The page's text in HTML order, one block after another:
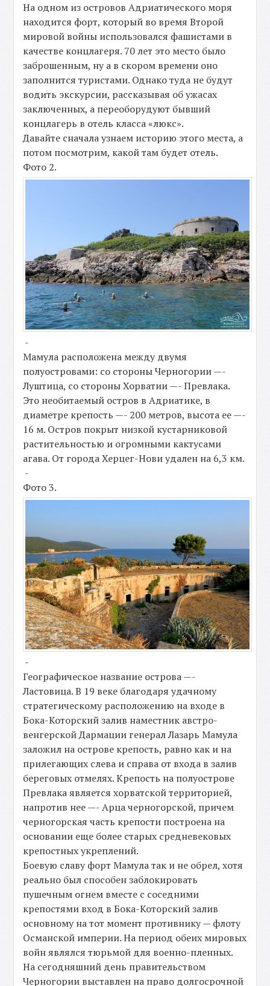
На одном из островов Адриатического моря
находится форт, который во время Второй
мировой войны использовался фашистами в
качестве концлагеря. 70 лет это место было
заброшенным, ну а в скором времени оно
заполнится туристами. Однако туда не будут
водить экскурсии, рассказывая об ужасах
заключенных, а переоборудуют бывший
концлагерь в отель класса «люкс».
Давайте сначала узнаем историю этого места, а
потом посмотрим, какой там будет отель.
Фото 2.
-
Мамула расположена между двумя
полуостровами: со стороны Черногории —-
Луштица, со стороны Хорватии —- Превлака.
Это необитаемый остров в Адриатике, в
диаметре крепость —- 200 метров, высота ее —-
16 м. Остров покрыт низкой кустарниковой
растительностью и огромными кактусами
агава. От города Херцег-Нови удален на 6,3 км.
-
Фото 3.
-
Географическое название острова —-
Ластовица. В 19 веке благодаря удачному
стратегическому расположению на входе в
Бока-Которский залив наместник австро-
венгерской Дармации генерал Лазарь Мамула
заложил на острове крепость, равно как и на
прилегающих слева и справа от входа в залив
береговых отмелях. Крепость на полуострове
Превлака является хорватской территорией,
напротив нее —- Арца черногорской, причем
черногорская часть крепости построена на
основании еще более старых средневековых
крепостных укреплений.
Боевую славу форт Мамула так и не обрел, хотя
реально был способен заблокировать
пушечным огнем вместе с соседними
крепостями вход в Бока-Которский залив
основному на тот момент противнику — флоту
Османской империи. На период обеих мировых
войн являлся тюрьмой для военно-пленных.
На сегодняшний день правительством
Черногории выставлен на право долгосрочной